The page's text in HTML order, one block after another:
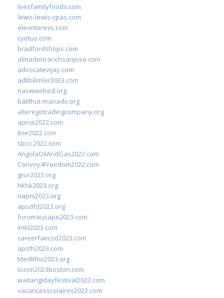
leesfamilyfoods.com
lewis-lewis-cpas.com
eleontennis.com
cyetus.com
bradfordshops.com
almadenranchsanjose.com
advocatevijay.com
adlibilimler2023.com
naswwebed.org
balithut-manado.org
alteregotradingcompany.org
aprce2022.com
ibie2022.com
sbcc-2022.com
AngolaOilAndGas2022.com
Convoy4Freedom2022.com
grur2023.org
hkhk2023.org
napm2023.org
apsdfd2023.org
forumausape2023.com
imkl2023.com
careerfaircsd2023.com
apsth2023.com
MedItRio2023.org
lcicon2023boston.com
waitangidayfestival2022.com
vacancesscolaires2022.com